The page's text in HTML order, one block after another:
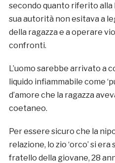
secondo quanto riferito alla
sua autorità non esitava a
della ragazza e a operare
confronti.
L’uomo sarebbe arrivato a
liquido infiammabile come
d’amore che la ragazza
coetaneo.
Per essere sicuro che la
relazione, lo zio ‘orco’ si
fratello della giovane, 28